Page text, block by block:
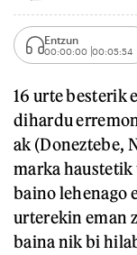
Entzun
00:00:00 00:05:54
16 urte besterik
dihardu
ak (Doneztebe,
marka haustetik
baino lehenago
urterekin eman
baina nik bi